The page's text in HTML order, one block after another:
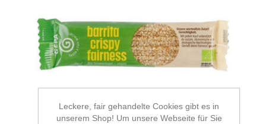
Leckere, fair gehandelte Cookies gibt es in
unserem Shop! Um unsere Webseite für Sie